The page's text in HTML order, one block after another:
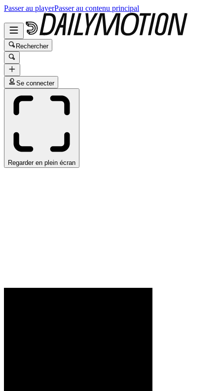
Passer au playerPasser au contenu principal
Rechercher
Se connecter
Regarder en plein écran